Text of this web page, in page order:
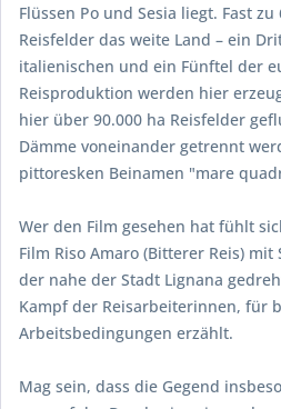
Flüssen Po und Sesia liegt. Fast
Reisfelder das weite Land – ein
italienischen und ein Fünftel der
Reisproduktion werden hier
hier über 90.000 ha Reisfelder
Dämme voneinander getrennt
pittoresken Beinamen "mare
Wer den Film gesehen hat fühlt
Film Riso Amaro (Bitterer Reis)
der nahe der Stadt Lignana
Kampf der Reisarbeiterinnen, für
Arbeitsbedingungen erzählt.
Mag sein, dass die Gegend